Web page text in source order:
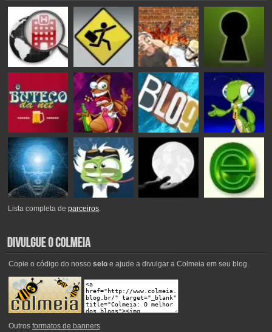
Lista completa deparceiros.
Copie o código do nosso seloe ajude a divulgar a Colmeia em seu blog.
Outros formatos de banners.